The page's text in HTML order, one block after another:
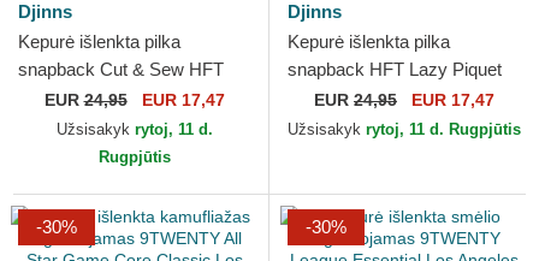
Djinns
Kepurė išlenkta pilka
snapback Cut & Sew HFT
Djinns
EUR24,95 EUR 17,47
Užsisakyk rytoj, 11 d.
Rugpjūtis
Djinns
Kepurė išlenkta pilka
snapback HFT Lazy Piquet
Djinns
EUR 24,95 EUR 17,47
Užsisakyk rytoj, 11 d. Rugpjūtis
-30% -30%